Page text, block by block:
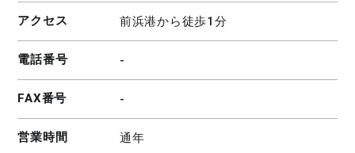
アクセス 前浜港から徒歩1分
電話番号 -
FAX番号 -
営業時間 通年